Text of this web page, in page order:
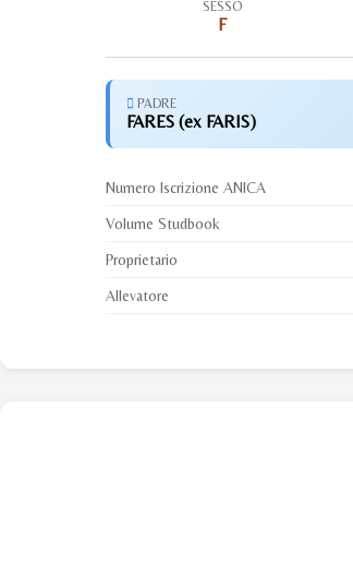
SESSO
F
PADRE
FARES (ex FARIS)
Numero Iscrizione ANICA
Volume Studbook
Proprietario
Allevatore